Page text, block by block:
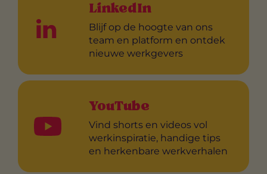
LinkedIn
Blijf op de hoogte van ons
team en platform en ontdek
nieuwe werkgevers
YouTube
Vind shorts en videos vol
werkinspiratie, handige tips
en herkenbare werkverhalen